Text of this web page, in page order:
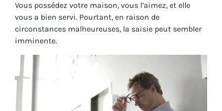
Vous possédez votre maison, vous l’aimez, et elle
vous a bien servi. Pourtant, en raison de
circonstances malheureuses, la saisie peut sembler
imminente.